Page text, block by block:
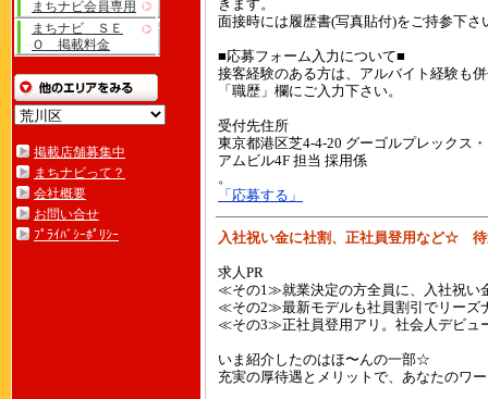
まちナビ会員専用
まちナビ ＳＥ
Ｏ 掲載料金
掲載店舗募集中
まちナビって？
会社概要
お問い合せ
ﾌﾟﾗｲﾊﾞｼｰﾎﾟﾘｼｰ
きます。
面接時には履歴書(写真貼付)をご持参下さ
■応募フォーム入力について■
接客経験のある方は、アルバイト経験も
「職歴」欄にご入力下さい。
受付先住所
東京都港区芝4-4-20 グーゴルプレックス
アムビル4F 担当 採用係
。
「応募する」
入社祝い金に社割、正社員登用など☆ 待
求人PR
≪その1≫就業決定の方全員に、入社祝い
≪その2≫最新モデルも社員割引でリーズ
≪その3≫正社員登用アリ。社会人デビュ
いま紹介したのはほ〜んの一部☆
充実の厚待遇とメリットで、あなたのワ